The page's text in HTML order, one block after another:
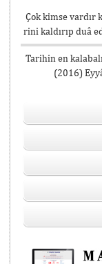
Çok kimse vardır
rini kaldırıp duâ
Tarihin en
(2016)